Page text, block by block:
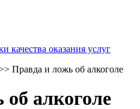
качества оказания услуг
Правда и ложь об алкоголе
алкоголе